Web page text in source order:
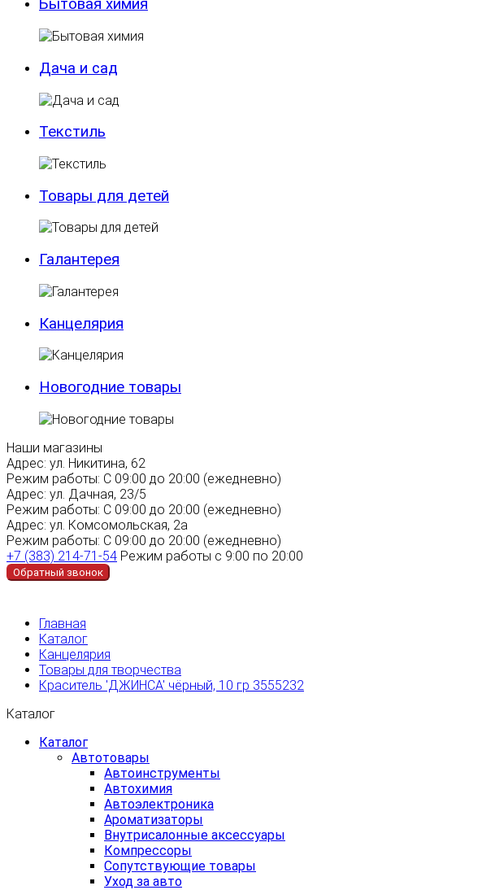
Бытовая химия
Дача и сад
Текстиль
Товары для детей
Галантерея
Канцелярия
Новогодние товары
Наши магазины
Адрес: ул. Никитина, 62
Режим работы: С 09:00 до 20:00 (ежедневно)
Адрес: ул. Дачная, 23/5
Режим работы: С 09:00 до 20:00 (ежедневно)
Адрес: ул. Комсомольская, 2а
Режим работы: С 09:00 до 20:00 (ежедневно)
+7 (383) 214-71-54 Режим работы с 9:00 по 20:00
Обратный звонок
Главная
Каталог
Канцелярия
Товары для творчества
Краситель 'ДЖИНСА' чёрный, 10 гр 3555232
Каталог
Каталог
Автотовары
Автоинструменты
Автохимия
Автоэлектроника
Ароматизаторы
Внутрисалонные аксессуары
Компрессоры
Сопутствующие товары
Уход за авто